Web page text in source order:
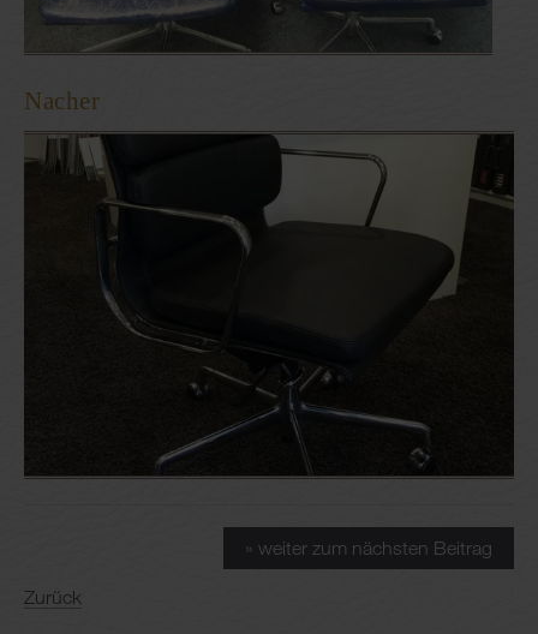
Nacher
» weiter zum nächsten Beitrag
Zurück